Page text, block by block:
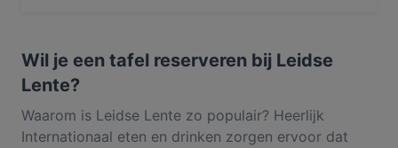
Wil je een tafel reserveren bij Leidse
Lente?
Waarom is Leidse Lente zo populair? Heerlijk
Internationaal eten en drinken zorgen ervoor dat